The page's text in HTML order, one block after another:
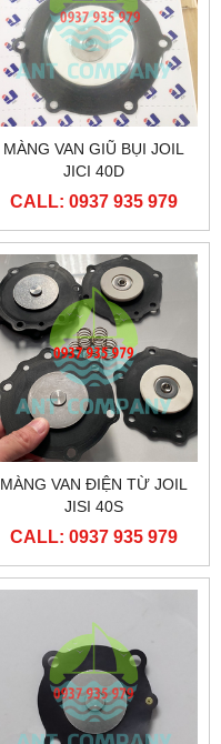
MÀNG VAN GIŨ BỤI JOIL
JICI 40D
CALL: 0937 935 979
MÀNG VAN ĐIỆN TỪ JOIL
JISI 40S
CALL: 0937 935 979